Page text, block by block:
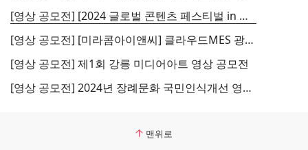
[영상 공모전] [2024 글로벌 콘텐츠 페스티벌 in 순천] 도전! AI 영상 공모전
[영상 공모전] [미라콤아이앤씨] 클라우드MES 광고 쇼츠 챌린지
[영상 공모전] 제1회 강릉 미디어아트 영상 공모전
[영상 공모전] 2024년 장례문화 국민인식개선 영상 및 공간 디자인 통합 공모전
맨위로